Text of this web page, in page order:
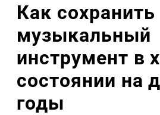
Как сохранить
музыкальный
инструмент в
состоянии на
годы